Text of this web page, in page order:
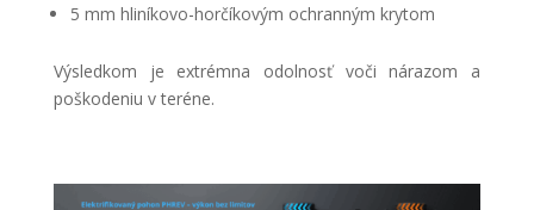
5 mm hliníkovo-horčíkovým ochranným krytom
Výsledkom je extrémna odolnosť voči nárazom a
poškodeniu v teréne.